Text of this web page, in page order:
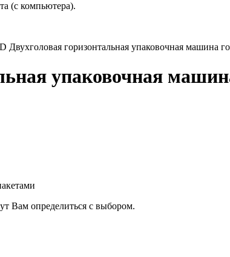
(с компьютера).
Двухголовая горизонтальная упаковочная машина
упаковочная
Вам определиться с выбором.